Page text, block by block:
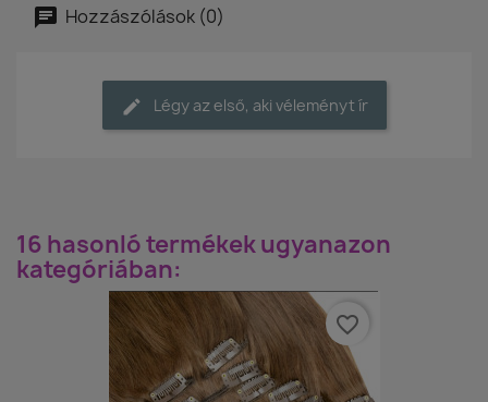
Hozzászólások (0)
Légy az első, aki véleményt ír
16 hasonló termékek ugyanazon
kategóriában:
favorite_border